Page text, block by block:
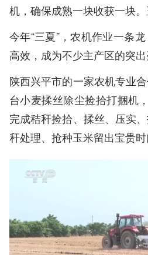
机，确保成熟一块收获一块。
今年“三夏”，农机作业一条
高效，成为不少主产区的突出
陕西兴平市的一家农机专业
台小麦揉丝除尘捡拾打捆机
完成秸秆捡拾、揉丝、压实
秆处理、抢种玉米留出宝贵时